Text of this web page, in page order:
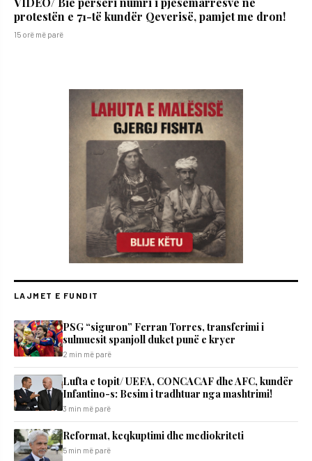
protestën e 71-të kundër Qeverisë, pamjet me dron!
15 orë më parë
LAJMET E FUNDIT
PSG “siguron” Ferran Torres, transferimi i
sulmuesit spanjoll duket punë e kryer
2 min më parë
Lufta e topit/ UEFA, CONCACAF dhe AFC, kundër
Infantino-s: Besim i tradhtuar nga mashtrimi!
3 min më parë
Reformat, keqkuptimi dhe mediokriteti
5 min më parë